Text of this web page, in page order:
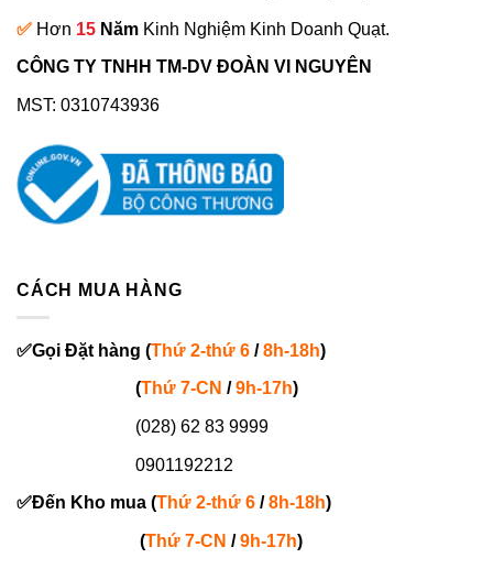
✅ Hơn 15 Năm Kinh Nghiệm Kinh Doanh Quạt.
CÔNG TY TNHH TM-DV ĐOÀN VI NGUYÊN
MST: 0310743936
CÁCH MUA HÀNG
✅Gọi Đặt hàng (Thứ 2-thứ 6 /8h-18h)
(Thứ 7-CN /9h-17h)
(028) 62 83 9999
0901192212
✅Đến Kho mua (Thứ 2-thứ 6 /8h-18h)
(Thứ 7-CN /9h-17h)